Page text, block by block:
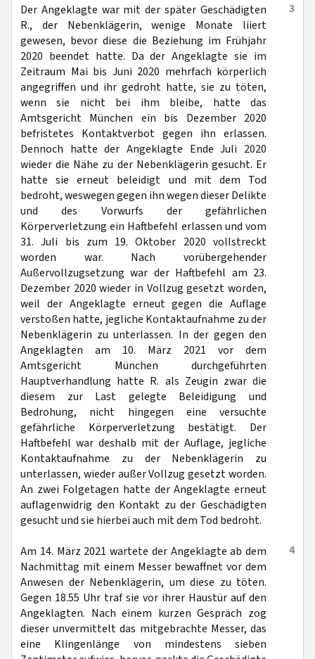
3
Der Angeklagte war mit der später Geschädigten
R., der Nebenklägerin, wenige Monate liiert
gewesen, bevor diese die Beziehung im Frühjahr
2020 beendet hatte. Da der Angeklagte sie im
Zeitraum Mai bis Juni 2020 mehrfach körperlich
angegriffen und ihr gedroht hatte, sie zu töten,
wenn sie nicht bei ihm bleibe, hatte das
Amtsgericht München ein bis Dezember 2020
befristetes Kontaktverbot gegen ihn erlassen.
Dennoch hatte der Angeklagte Ende Juli 2020
wieder die Nähe zu der Nebenklägerin gesucht. Er
hatte sie erneut beleidigt und mit dem Tod
bedroht, weswegen gegen ihn wegen dieser Delikte
und des Vorwurfs der gefährlichen
Körperverletzung ein Haftbefehl erlassen und vom
31. Juli bis zum 19. Oktober 2020 vollstreckt
worden war. Nach vorübergehender
Außervollzugsetzung war der Haftbefehl am 23.
Dezember 2020 wieder in Vollzug gesetzt worden,
weil der Angeklagte erneut gegen die Auflage
verstoßen hatte, jegliche Kontaktaufnahme zu der
Nebenklägerin zu unterlassen. In der gegen den
Angeklagten am 10. März 2021 vor dem
Amtsgericht München durchgeführten
Hauptverhandlung hatte R. als Zeugin zwar die
diesem zur Last gelegte Beleidigung und
Bedrohung, nicht hingegen eine versuchte
gefährliche Körperverletzung bestätigt. Der
Haftbefehl war deshalb mit der Auflage, jegliche
Kontaktaufnahme zu der Nebenklägerin zu
unterlassen, wieder außer Vollzug gesetzt worden.
An zwei Folgetagen hatte der Angeklagte erneut
auflagenwidrig den Kontakt zu der Geschädigten
gesucht und sie hierbei auch mit dem Tod bedroht.
4
Am 14. März 2021 wartete der Angeklagte ab dem
Nachmittag mit einem Messer bewaffnet vor dem
Anwesen der Nebenklägerin, um diese zu töten.
Gegen 18.55 Uhr traf sie vor ihrer Haustür auf den
Angeklagten. Nach einem kurzen Gespräch zog
dieser unvermittelt das mitgebrachte Messer, das
eine Klingenlänge von mindestens sieben